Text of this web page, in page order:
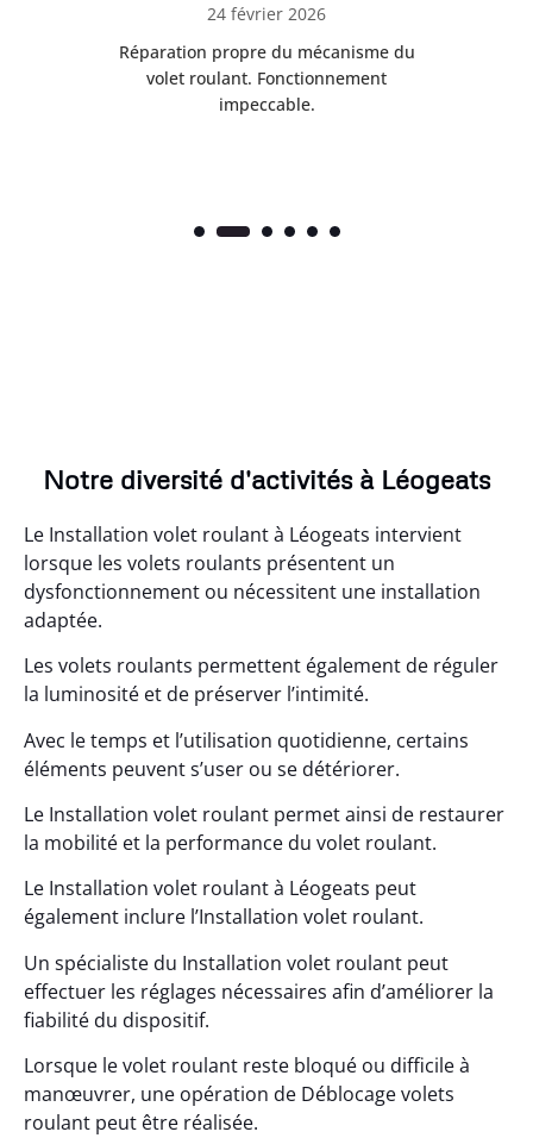
24 février 2026
Réparation propre du mécanisme du
volet roulant. Fonctionnement
impeccable.
Notre diversité d'activités à Léogeats
Le Installation volet roulant à Léogeats intervient
lorsque les volets roulants présentent un
dysfonctionnement ou nécessitent une installation
adaptée.
Les volets roulants permettent également de réguler
la luminosité et de préserver l’intimité.
Avec le temps et l’utilisation quotidienne, certains
éléments peuvent s’user ou se détériorer.
Le Installation volet roulant permet ainsi de restaurer
la mobilité et la performance du volet roulant.
Le Installation volet roulant à Léogeats peut
également inclure l’Installation volet roulant.
Un spécialiste du Installation volet roulant peut
effectuer les réglages nécessaires afin d’améliorer la
fiabilité du dispositif.
Lorsque le volet roulant reste bloqué ou difficile à
manœuvrer, une opération de Déblocage volets
roulant peut être réalisée.